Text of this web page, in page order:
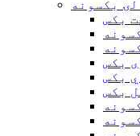
بکسونه
بکس
بکس
بکس